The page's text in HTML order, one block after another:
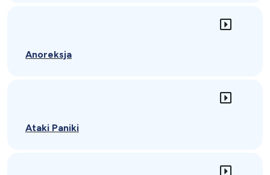
Anoreksja
Ataki Paniki